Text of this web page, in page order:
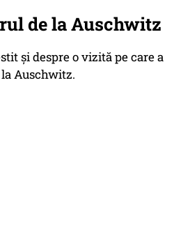
de la Auschwitz
și despre o vizită pe care a
Auschwitz.